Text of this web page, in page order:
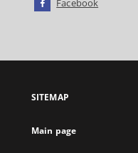
open
new
SITEMAP
Main page